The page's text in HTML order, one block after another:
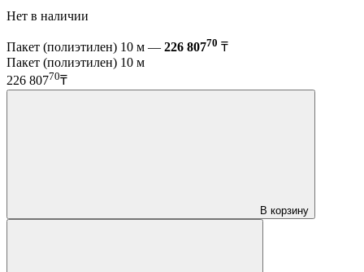
Нет в наличии
Пакет (полиэтилен) 10 м — 226 80770 ₸
Пакет (полиэтилен) 10 м
226 80770₸
В корзину